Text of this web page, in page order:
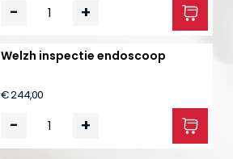
- +
Welzh inspectie endoscoop
€ 244,00
- +